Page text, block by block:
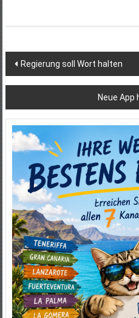
Beitragsnavigation
Regierung soll Wort halten
Neue